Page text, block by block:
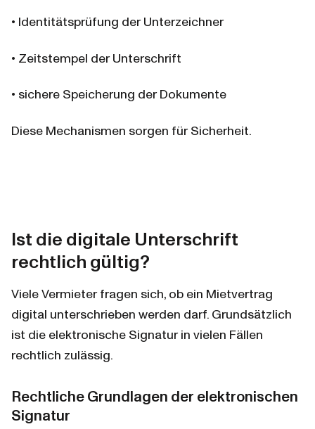
• Identitätsprüfung der Unterzeichner
• Zeitstempel der Unterschrift
• sichere Speicherung der Dokumente
Diese Mechanismen sorgen für Sicherheit.
Ist die digitale Unterschrift
rechtlich gültig?
Viele Vermieter fragen sich, ob ein Mietvertrag
digital unterschrieben werden darf. Grundsätzlich
ist die elektronische Signatur in vielen Fällen
rechtlich zulässig.
Rechtliche Grundlagen der elektronischen
Signatur